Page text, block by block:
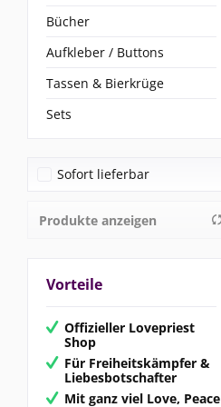
Bücher
Aufkleber / Buttons
Tassen & Bierkrüge
Sets
Sofort lieferbar
Produkte anzeigen
Vorteile
Offizieller Lovepriest
Shop
Für Freiheitskämpfer &
Liebesbotschafter
Mit ganz viel Love, Peace